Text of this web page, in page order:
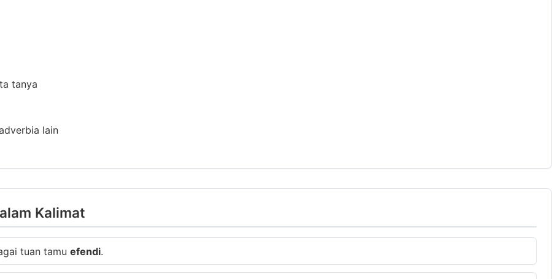
tanya
lain
Kalimat
tuan tamu efendi.